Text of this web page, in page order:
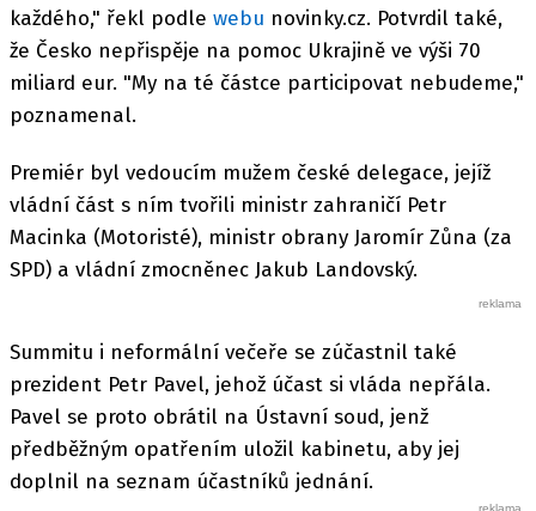
každého," řekl podle webu novinky.cz. Potvrdil také,
že Česko nepřispěje na pomoc Ukrajině ve výši 70
miliard eur. "My na té částce participovat nebudeme,"
poznamenal.
Premiér byl vedoucím mužem české delegace, jejíž
vládní část s ním tvořili ministr zahraničí Petr
Macinka (Motoristé), ministr obrany Jaromír Zůna (za
SPD) a vládní zmocněnec Jakub Landovský.
Summitu i neformální večeře se zúčastnil také
prezident Petr Pavel, jehož účast si vláda nepřála.
Pavel se proto obrátil na Ústavní soud, jenž
předběžným opatřením uložil kabinetu, aby jej
doplnil na seznam účastníků jednání.